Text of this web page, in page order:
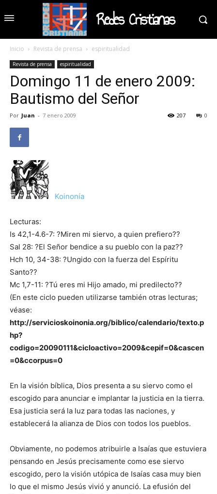
Redes Cristianas
Inicio Revista de prensa espiritualidad
Revista de prensa espiritualidad
Domingo 11 de enero 2009:
Bautismo del Señor
Por Juan - 7 enero 2009 0
207
Koinonía
Lecturas:
Is 42,1-4.6-7: ?Miren mi siervo, a quien prefiero??
Sal 28: ?El Señor bendice a su pueblo con la paz??
Hch 10, 34-38: ?Ungido con la fuerza del Espíritu
Santo??
Mc 1,7-11: ?Tú eres mi Hijo amado, mi predilecto??
(En este ciclo pueden utilizarse también otras lecturas;
véase:
http://servicioskoinonia.org/biblico/calendario/texto.p
hp?
codigo=20090111&cicloactivo=2009&cepif=0&cascen
=0&ccorpus=0
En la visión bíblica, Dios presenta a su siervo como el
escogido para anunciar e implantar la justicia en la tierra.
Esa justicia será la luz para todas las naciones, y
establecerá la alianza de Dios con todos los pueblos.
Obviamente, no podemos atribuirle a Isaías que estuviera
pensando en Jesús precisamente como ese siervo
escogido, pero la visión utópica de Isaías casa muy bien
lo que el mismo Jesús vivió y anunció. La efusión del